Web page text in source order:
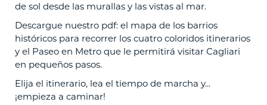
de sol desde las murallas y las vistas al mar.
Descargue nuestro pdf: el mapa de los barrios
históricos para recorrer los cuatro coloridos itinerarios
y el Paseo en Metro que le permitirá visitar Cagliari
en pequeños pasos.
Elija el itinerario, lea el tiempo de marcha y...
¡empieza a caminar!